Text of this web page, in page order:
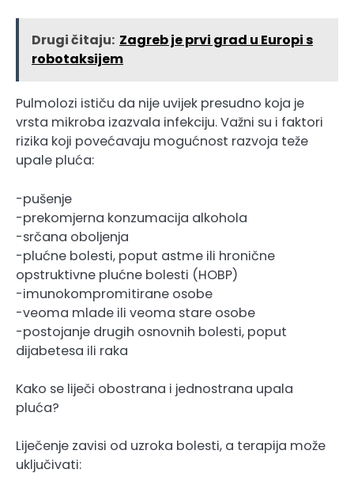
Drugi čitaju: Zagreb je prvi grad u Europi s
robotaksijem
Pulmolozi ističu da nije uvijek presudno koja je
vrsta mikroba izazvala infekciju. Važni su i faktori
rizika koji povećavaju mogućnost razvoja teže
upale pluća:
-pušenje
-prekomjerna konzumacija alkohola
-srčana oboljenja
-plućne bolesti, poput astme ili hronične
opstruktivne plućne bolesti (HOBP)
-imunokompromitirane osobe
-veoma mlade ili veoma stare osobe
-postojanje drugih osnovnih bolesti, poput
dijabetesa ili raka
Kako se liječi obostrana i jednostrana upala
pluća?
Liječenje zavisi od uzroka bolesti, a terapija može
uključivati: